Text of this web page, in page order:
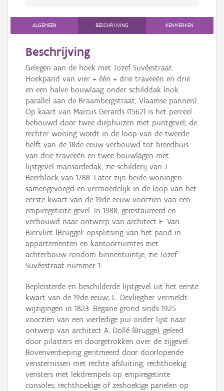
ALGEMEEN BESCHRIJVING KENMERKEN
Beschrijving
Gelegen aan de hoek met Jozef Suvéestraat.
Hoekpand van vier + één + drie traveeën en drie
en een halve bouwlaag onder schilddak (nok
parallel aan de Braambergstraat, Vlaamse pannen).
Op kaart van Marcus Gerards (1562) is het perceel
bebouwd door twee diephuizen met puntgevel; de
rechter woning wordt in de loop van de tweede
helft van de 18de eeuw verbouwd tot breedhuis
van drie traveeën en twee bouwlagen met
lijstgevel mansardedak, zie schilderij van J.
Beerblock van 1788. Later zijn beide woningen
samengevoegd en vermoedelijk in de loop van het
eerste kwart van de 19de eeuw voorzien van een
empiregetinte gevel. In 1988, gerestaureerd en
verbouwd naar ontwerp van architect E. Van
Biervliet (Brugge): opsplitsing van het pand in
appartementen en kantoorruimtes met
achterbouw rondom binnentuintje, zie Jozef
Suvéestraat nummer 1.
Bepleisterde en beschilderde lijstgevel uit het eerste
kwart van de 19de eeuw; L. Devliegher vermeldt
wijzigingen in 1823. Begane grond sinds 1925
voorzien van een vierledige pui onder lijst naar
ontwerp van architect A. Dollé (Brugge), geleed
door pilasters en doorgetrokken over de zijgevel.
Bovenverdieping geritmeerd door doorlopende
vensternissen met rechte afsluiting; rechthoekig
vensters met lekdrempels op empiregetinte
consoles; rechthoekige of zeshoekige panelen op